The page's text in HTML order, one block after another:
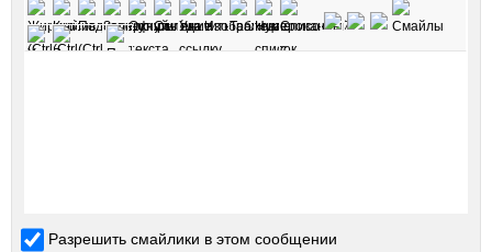
Разрешить смайлики в этом сообщении